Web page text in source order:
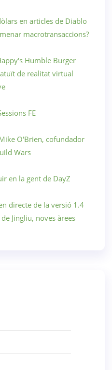
en articles de Diablo
macrotransaccions?
Humble Burger
de realitat virtual
FE
O'Brien, cofundador
Wars
en la gent de DayZ
directe de la versió 1.4
Jingliu, noves àrees